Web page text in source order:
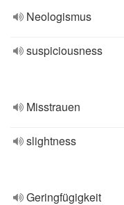
Neologismus
suspiciousness
Misstrauen
slightness
Geringfügigkeit